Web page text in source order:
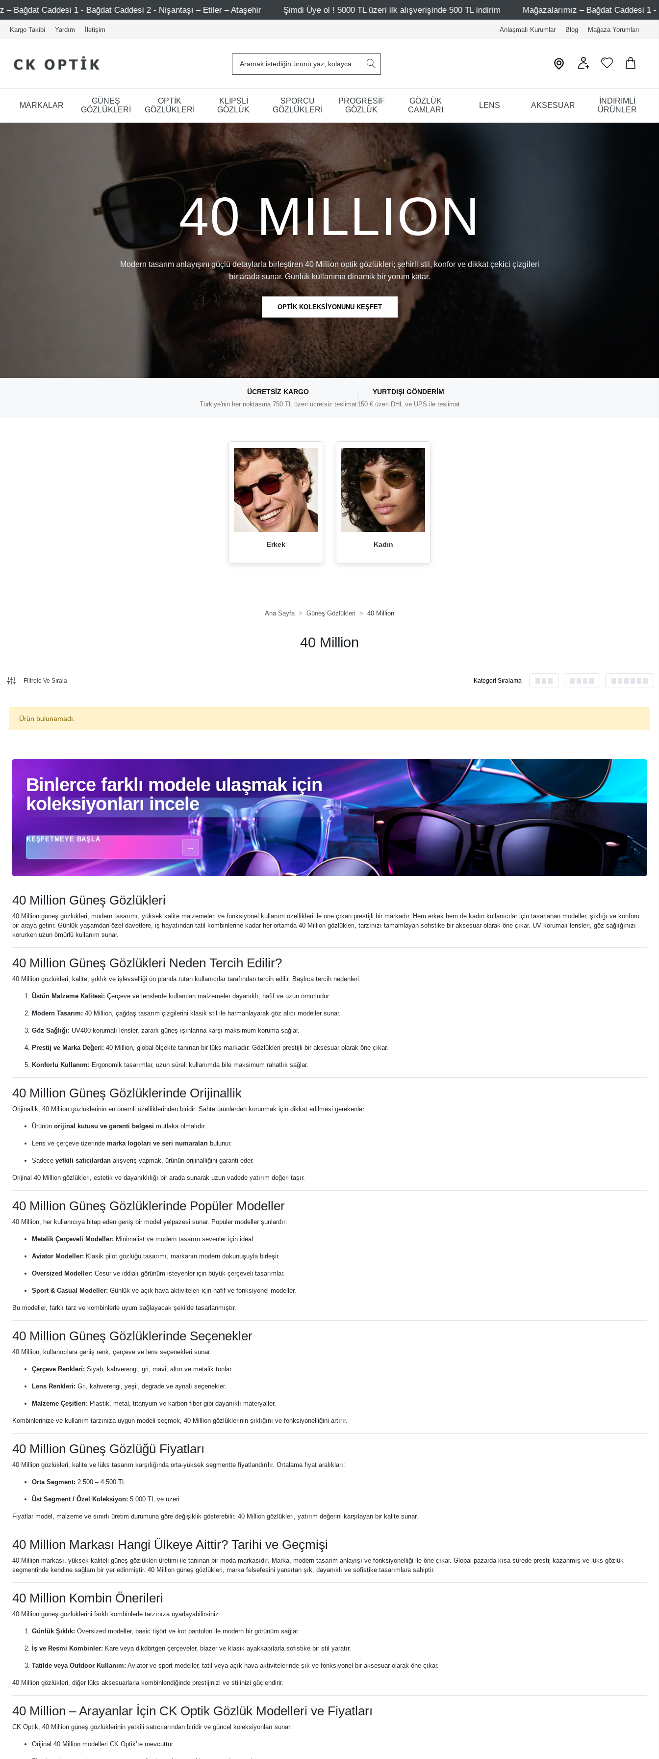
1 - Bağdat Caddesi 2 - Nişantaşı – Etiler – Ataşehir Şimdi Üye ol ! 5000 TL üzeri ilk alışverişinde 500 TL indirim Mağazalarımız – Bağdat Caddesi 1 - Bağdat Caddesi
Kargo Takibi Yardım İletişim Anlaşmalı Kurumlar Blog Mağaza Yorumları
MARKALAR
GÜNEŞ
GÖZLÜKLERİ
OPTİK
GÖZLÜKLERİ
KLİPSLİ
GÖZLÜK
SPORCU
GÖZLÜKLERİ
PROGRESİF
GÖZLÜK
GÖZLÜK
CAMLARI
LENS AKSESUAR
İNDİRİMLİ
ÜRÜNLER
40 MILLION
Modern tasarım anlayışını güçlü detaylarla birleştiren 40 Million optik gözlükleri; şehirli stil, konfor ve dikkat çekici çizgileri
bir arada sunar. Günlük kullanıma dinamik bir yorum katar.
OPTİK KOLEKSİYONUNU KEŞFET
ÜCRETSIZ KARGO
Türkiye'nin her noktasına 750 TL üzeri ücretsiz teslimat
YURTDIŞI GÖNDERIM
150 € üzeri DHL ve UPS ile teslimat
Erkek Kadın
Ana Sayfa Güneş Gözlükleri 40 Million
40 Million
Filtrele Ve Sırala Kategori Sıralama
Ürün bulunamadı.
Binlerce farklı modele ulaşmak için
koleksiyonları incele
KEŞFETMEYE BAŞLA
→
40 Million Güneş Gözlükleri
40 Million güneş gözlükleri, modern tasarımı, yüksek kalite malzemeleri ve fonksiyonel kullanım özellikleri ile öne çıkan prestijli bir markadır. Hem erkek hem de kadın kullanıcılar için tasarlanan modeller, şıklığı ve konforu
bir araya getirir. Günlük yaşamdan özel davetlere, iş hayatından tatil kombinlerine kadar her ortamda 40 Million gözlükleri, tarzınızı tamamlayan sofistike bir aksesuar olarak öne çıkar. UV korumalı lensleri, göz sağlığınızı
korurken uzun ömürlü kullanım sunar.
40 Million Güneş Gözlükleri Neden Tercih Edilir?
40 Million gözlükleri, kalite, şıklık ve işlevselliği ön planda tutan kullanıcılar tarafından tercih edilir. Başlıca tercih nedenleri:
Üstün Malzeme Kalitesi: Çerçeve ve lenslerde kullanılan malzemeler dayanıklı, hafif ve uzun ömürlüdür.
Modern Tasarım: 40 Million, çağdaş tasarım çizgilerini klasik stil ile harmanlayarak göz alıcı modeller sunar.
Göz Sağlığı: UV400 korumalı lensler, zararlı güneş ışınlarına karşı maksimum koruma sağlar.
Prestij ve Marka Değeri: 40 Million, global ölçekte tanınan bir lüks markadır. Gözlükleri prestijli bir aksesuar olarak öne çıkar.
Konforlu Kullanım: Ergonomik tasarımlar, uzun süreli kullanımda bile maksimum rahatlık sağlar.
40 Million Güneş Gözlüklerinde Orijinallik
Orijinallik, 40 Million gözlüklerinin en önemli özelliklerinden biridir. Sahte ürünlerden korunmak için dikkat edilmesi gerekenler:
Ürünün orijinal kutusu ve garanti belgesi mutlaka olmalıdır.
Lens ve çerçeve üzerinde marka logoları ve seri numaraları bulunur.
Sadece yetkili satıcılardan alışveriş yapmak, ürünün orijinalliğini garanti eder.
Orijinal 40 Million gözlükleri, estetik ve dayanıklılığı bir arada sunarak uzun vadede yatırım değeri taşır.
40 Million Güneş Gözlüklerinde Popüler Modeller
40 Million, her kullanıcıya hitap eden geniş bir model yelpazesi sunar. Popüler modeller şunlardır:
Metalik Çerçeveli Modeller: Minimalist ve modern tasarım sevenler için ideal.
Aviator Modeller: Klasik pilot gözlüğü tasarımı, markanın modern dokunuşuyla birleşir.
Oversized Modeller: Cesur ve iddialı görünüm isteyenler için büyük çerçeveli tasarımlar.
Sport & Casual Modeller: Günlük ve açık hava aktiviteleri için hafif ve fonksiyonel modeller.
Bu modeller, farklı tarz ve kombinlerle uyum sağlayacak şekilde tasarlanmıştır.
40 Million Güneş Gözlüklerinde Seçenekler
40 Million, kullanıcılara geniş renk, çerçeve ve lens seçenekleri sunar:
Çerçeve Renkleri: Siyah, kahverengi, gri, mavi, altın ve metalik tonlar.
Lens Renkleri: Gri, kahverengi, yeşil, degrade ve aynalı seçenekler.
Malzeme Çeşitleri: Plastik, metal, titanyum ve karbon fiber gibi dayanıklı materyaller.
Kombinlerinize ve kullanım tarzınıza uygun modeli seçmek, 40 Million gözlüklerinin şıklığını ve fonksiyonelliğini artırır.
40 Million Güneş Gözlüğü Fiyatları
40 Million gözlükleri, kalite ve lüks tasarım karşılığında orta-yüksek segmentte fiyatlandırılır. Ortalama fiyat aralıkları:
Orta Segment: 2.500 – 4.500 TL
Üst Segment / Özel Koleksiyon: 5.000 TL ve üzeri
Fiyatlar model, malzeme ve sınırlı üretim durumuna göre değişiklik gösterebilir. 40 Million gözlükleri, yatırım değerini karşılayan bir kalite sunar.
40 Million Markası Hangi Ülkeye Aittir? Tarihi ve Geçmişi
40 Million markası, yüksek kaliteli güneş gözlükleri üretimi ile tanınan bir moda markasıdır. Marka, modern tasarım anlayışı ve fonksiyonelliği ile öne çıkar. Global pazarda kısa sürede prestij kazanmış ve lüks gözlük
segmentinde kendine sağlam bir yer edinmiştir. 40 Million güneş gözlükleri, marka felsefesini yansıtan şık, dayanıklı ve sofistike tasarımlara sahiptir.
40 Million Kombin Önerileri
40 Million güneş gözlüklerini farklı kombinlerle tarzınıza uyarlayabilirsiniz:
Günlük Şıklık: Oversized modeller, basic tişört ve kot pantolon ile modern bir görünüm sağlar.
İş ve Resmi Kombinler: Kare veya dikdörtgen çerçeveler, blazer ve klasik ayakkabılarla sofistike bir stil yaratır.
Tatilde veya Outdoor Kullanım: Aviator ve sport modeller, tatil veya açık hava aktivitelerinde şık ve fonksiyonel bir aksesuar olarak öne çıkar.
40 Million gözlükleri, diğer lüks aksesuarlarla kombinlendiğinde prestijinizi ve stilinizi güçlendirir.
40 Million – Arayanlar İçin CK Optik Gözlük Modelleri ve Fiyatları
CK Optik, 40 Million güneş gözlüklerinin yetkili satıcılarından biridir ve güncel koleksiyonları sunar:
Orijinal 40 Million modelleri CK Optik’te mevcuttur.